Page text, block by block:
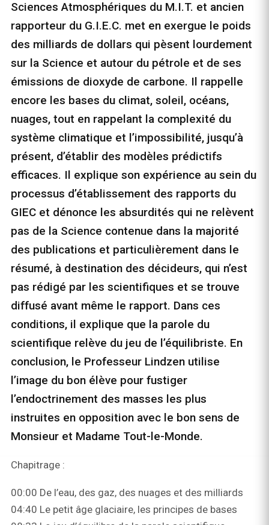
Sciences Atmosphériques du M.I.T. et ancien
rapporteur du G.I.E.C. met en exergue le poids
des milliards de dollars qui pèsent lourdement
sur la Science et autour du pétrole et de ses
émissions de dioxyde de carbone. Il rappelle
encore les bases du climat, soleil, océans,
nuages, tout en rappelant la complexité du
système climatique et l’impossibilité, jusqu’à
présent, d’établir des modèles prédictifs
efficaces. Il explique son expérience au sein du
processus d’établissement des rapports du
GIEC et dénonce les absurdités qui ne relèvent
pas de la Science contenue dans la majorité
des publications et particulièrement dans le
résumé, à destination des décideurs, qui n’est
pas rédigé par les scientifiques et se trouve
diffusé avant même le rapport. Dans ces
conditions, il explique que la parole du
scientifique relève du jeu de l’équilibriste. En
conclusion, le Professeur Lindzen utilise
l’image du bon élève pour fustiger
l’endoctrinement des masses les plus
instruites en opposition avec le bon sens de
Monsieur et Madame Tout-le-Monde.
Chapitrage :
00:00 De l’eau, des gaz, des nuages et des milliards
04:40 Le petit âge glaciaire, les principes de bases